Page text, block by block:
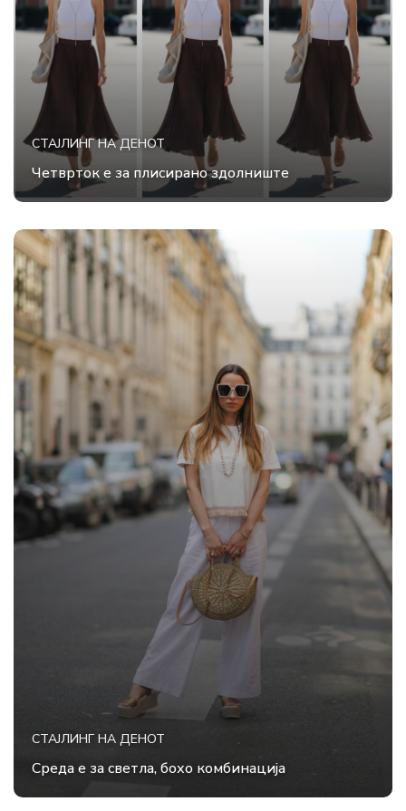
СТАЈЛИНГ НА ДЕНОТ
Четврток е за плисирано здолниште
СТАЈЛИНГ НА ДЕНОТ
Среда е за светла, бохо комбинација